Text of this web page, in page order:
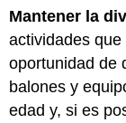
Mantener la
actividades
oportunidad de
balones y
edad y, si es